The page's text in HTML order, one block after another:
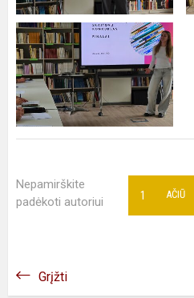
Nepamirškite
padėkoti autoriui
AČIŪ
1
Grįžti